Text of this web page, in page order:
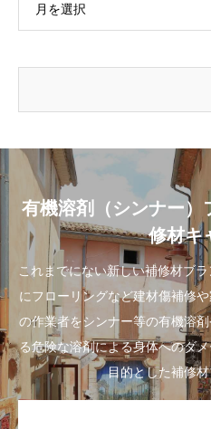
月を選択
有機溶剤（シンナー）
修材キ
これまでにない新しい補修材ブ
にフローリングなど建材傷補修
の作業者をシンナー等の有機溶
る危険な溶剤による身体へのダ
目的とした補修